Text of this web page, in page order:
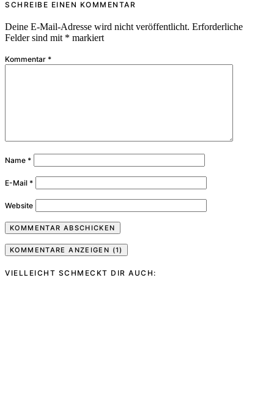
SCHREIBE EINEN KOMMENTAR
Deine E-Mail-Adresse wird nicht veröffentlicht. Erforderliche
Felder sind mit * markiert
Kommentar *
Name *
E-Mail *
Website
KOMMENTARE ANZEIGEN (1)
VIELLEICHT SCHMECKT DIR AUCH: